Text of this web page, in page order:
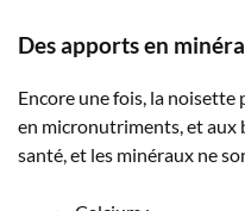
Des apports en
Encore une fois, la noisette
en micronutriments, et
santé, et les minéraux ne